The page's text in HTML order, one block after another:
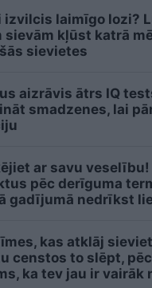
izvilcis laimīgo lozi?
sievām kļūst katrā
sievietes
aizrāvis ātrs IQ
smadzenes, lai
ar savu
pēc derīguma
gadījumā nedrīkst
kas atklāj
censtos to slēpt,
ka tev jau ir vairāk